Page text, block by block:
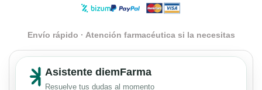
Envío rápido · Atención farmacéutica si la necesitas
Asistente diemFarma
Resuelve tus dudas al momento